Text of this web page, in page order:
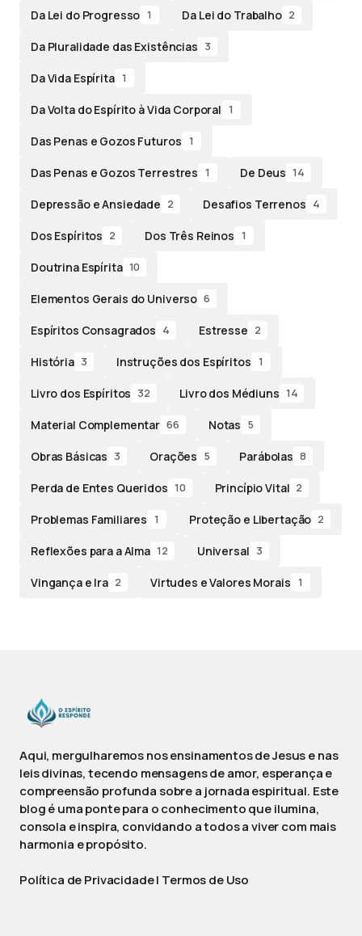
Da Lei do Progresso 1 Da Lei do Trabalho 2
Da Pluralidade das Existências 3
Da Vida Espírita 1
Da Volta do Espírito à Vida Corporal 1
Das Penas e Gozos Futuros 1
Das Penas e Gozos Terrestres 1 De Deus 14
Depressão e Ansiedade 2 Desafios Terrenos 4
Dos Espíritos 2 Dos Três Reinos 1
Doutrina Espírita 10
Elementos Gerais do Universo 6
Espíritos Consagrados 4 Estresse 2
História 3 Instruções dos Espíritos 1
Livro dos Espíritos 32 Livro dos Médiuns 14
Material Complementar 66 Notas 5
Obras Básicas 3 Orações 5 Parábolas 8
Perda de Entes Queridos 10 Princípio Vital 2
Problemas Familiares 1 Proteção e Libertação 2
Reflexões para a Alma 12 Universal 3
Vingança e Ira 2 Virtudes e Valores Morais 1
Aqui, mergulharemos nos ensinamentos de Jesus e nas
leis divinas, tecendo mensagens de amor, esperança e
compreensão profunda sobre a jornada espiritual. Este
blog é uma ponte para o conhecimento que ilumina,
consola e inspira, convidando a todos a viver com mais
harmonia e propósito.
Política de Privacidade| Termos de Uso